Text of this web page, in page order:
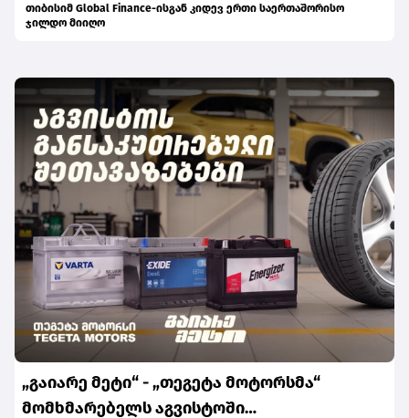
თიბისიმ Global Finance-ისგან კიდევ ერთი საერთაშორისო
ჯილდო მიიღო
„გაიარე მეტი“ - „თეგეტა მოტორსმა“
მომხმარებელს აგვისტოში